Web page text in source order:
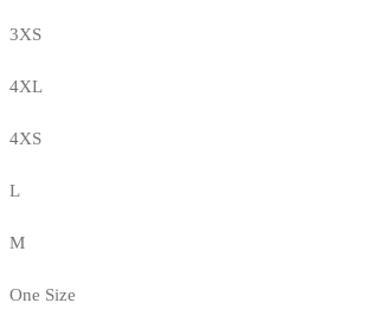
3XS
4XL
4XS
L
M
One Size